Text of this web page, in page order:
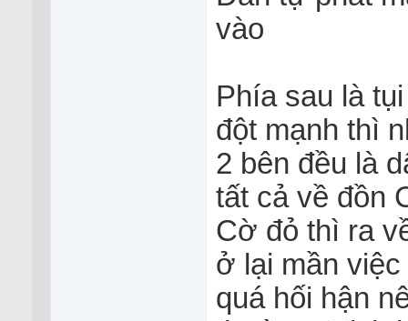
vào
Phía sau là
đột mạnh thì
2 bên đều là
tất cả về đồn
Cờ đỏ thì ra
ở lại mần
quá hối hận